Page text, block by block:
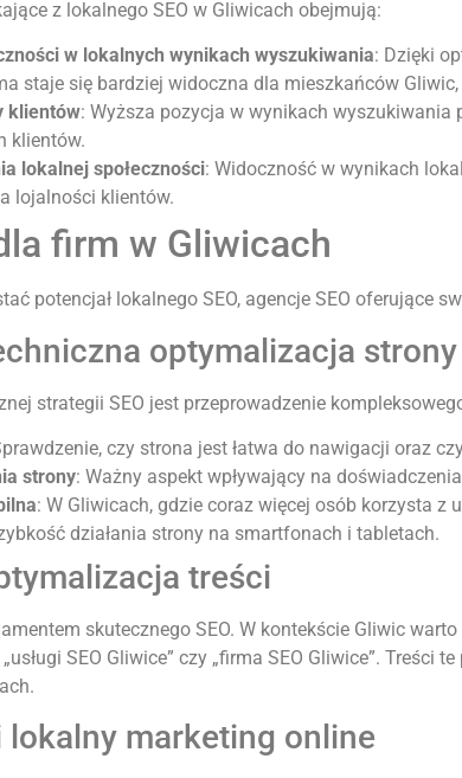
z lokalnego SEO w Gliwicach obejmują:
w lokalnych wynikach wyszukiwania: Dzięki
staje się bardziej widoczna dla mieszkańców
klientów: Wyższa pozycja w wynikach
klientów.
lokalnej społeczności: Widoczność w wynikach
lojalności klientów.
firm w Gliwicach
potencjał lokalnego SEO, agencje SEO oferujące
optymalizacja strony
strategii SEO jest przeprowadzenie
czy strona jest łatwa do nawigacji oraz
strony: Ważny aspekt wpływający na
: W Gliwicach, gdzie coraz więcej osób korzysta
działania strony na smartfonach i tabletach.
treści
skutecznego SEO. W kontekście Gliwic
SEO Gliwice” czy „firma SEO Gliwice”.
marketing online